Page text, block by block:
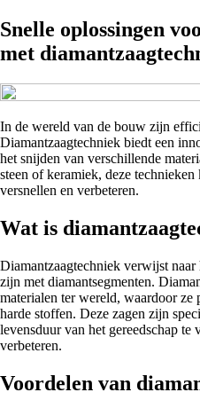
Snelle oplossingen
met
In de wereld van de bouw zijn
Diamantzaagtechniek biedt een
het snijden van verschillende
steen of keramiek, deze
versnellen en verbeteren.
Wat is
Diamantzaagtechniek verwijst
zijn met diamantsegmenten.
materialen ter wereld, waardoor
harde stoffen. Deze zagen zijn
levensduur van het gereedschap
verbeteren.
Voordelen van